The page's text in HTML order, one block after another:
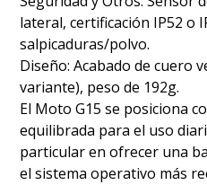
lateral, certificación IP52 o
salpicaduras/polvo.
Diseño: Acabado de cuero
variante), peso de 192g.
El Moto G15 se posiciona
equilibrada para el uso
particular en ofrecer una
el sistema operativo más